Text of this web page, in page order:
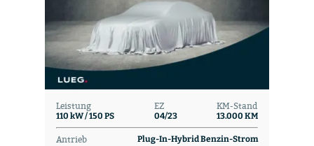
Leistung
110 kW / 150 PS
EZ
04/23
KM-Stand
13.000 KM
Antrieb Plug-In-Hybrid Benzin-Strom